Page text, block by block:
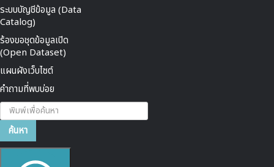
ระบบบัญชีข้อมูล (Data
Catalog)
ร้องขอชุดข้อมูลเปิด
(Open Dataset)
แผนผังเว็บไซต์
คำถามที่พบบ่อย
ค้นหา...
ค้นหา